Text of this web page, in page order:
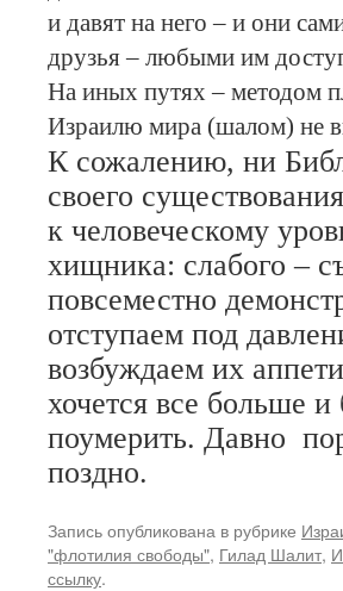
и давят на него – и они
друзья – любыми им
На иных путях – методом
Израилю мира (шалом) не
К сожалению, ни
своего
к человеческому
хищника: слабого –
повсеместно
отступаем под
возбуждаем их
хочется все больше
поумерить. Давно
поздно.
Запись опубликована в рубрике
"флотилия свободы", Гилад Шалит,
ссылку.